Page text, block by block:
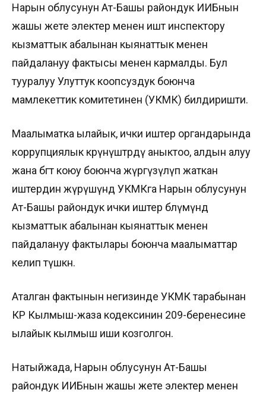
Нарын облусунун Ат-Башы райондук ИИБнын
жашы жете электер менен иштөө инспектору
кызматтык абалынан кыянаттык менен
пайдалануу фактысы менен кармалды. Бул
тууралуу Улуттук коопсуздук боюнча
мамлекеттик комитетинен (УКМК) билдиришти.
Маалыматка ылайык, ички иштер органдарында
коррупциялык көрүнүштөрдү аныктоо, алдын алуу
жана бөгөт коюу боюнча жүргүзүлүп жаткан
иштердин жүрүшүндө УКМКга Нарын облусунун
Ат-Башы райондук ички иштер бөлүмүндө
кызматтык абалынан кыянаттык менен
пайдалануу фактылары боюнча маалыматтар
келип түшкөн.
Аталган фактынын негизинде УКМК тарабынан
КР Кылмыш-жаза кодексинин 209-беренесине
ылайык кылмыш иши козголгон.
Натыйжада, Нарын облусунун Ат-Башы
райондук ИИБнын жашы жете электер менен